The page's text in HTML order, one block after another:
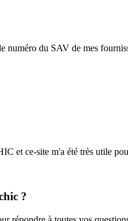
numéro du SAV de mes
et ce-site m'a été très utile
?